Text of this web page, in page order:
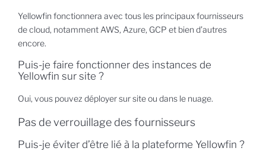
Yellowfin fonctionnera avec tous les principaux fournisseurs
de cloud, notamment AWS, Azure, GCP et bien d’autres
encore.
Puis-je faire fonctionner des instances de
Yellowfin sur site ?
Oui, vous pouvez déployer sur site ou dans le nuage.
Pas de verrouillage des fournisseurs
Puis-je éviter d’être lié à la plateforme Yellowfin ?